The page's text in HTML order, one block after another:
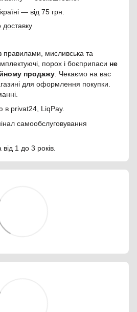
— від 75 грн.
доставку
правилами, мисливська та
порох і боєприпаси не
продажу . Чекаємо на вас
для оформлення покупки.
в privat24, LiqPay.
самообслуговування
від 1 до 3 років.